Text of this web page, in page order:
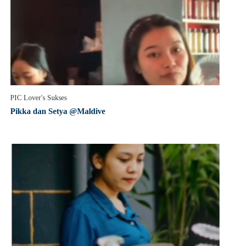
PIC Lover's Sukses
Pikka dan Setya @Maldive